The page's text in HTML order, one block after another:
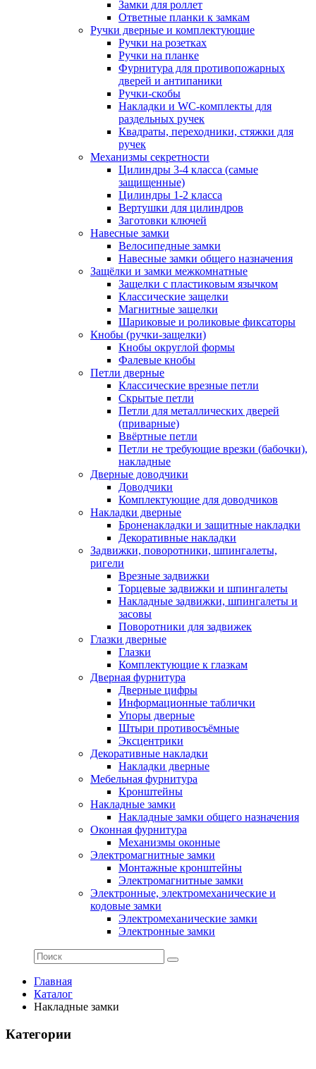
Замки для роллет
Ответные планки к замкам
Ручки дверные и комплектующие
Ручки на розетках
Ручки на планке
Фурнитура для противопожарных
дверей и антипаники
Ручки-скобы
Накладки и WC-комплекты для
раздельных ручек
Квадраты, переходники, стяжки для
ручек
Механизмы секретности
Цилиндры 3-4 класса (самые
защищенные)
Цилиндры 1-2 класса
Вертушки для цилиндров
Заготовки ключей
Навесные замки
Велосипедные замки
Навесные замки общего назначения
Защёлки и замки межкомнатные
Защелки с пластиковым язычком
Классические защелки
Магнитные защелки
Шариковые и роликовые фиксаторы
Кнобы (ручки-защелки)
Кнобы округлой формы
Фалевые кнобы
Петли дверные
Классические врезные петли
Скрытые петли
Петли для металлических дверей
(приварные)
Ввёртные петли
Петли не требующие врезки (бабочки),
накладные
Дверные доводчики
Доводчики
Комплектующие для доводчиков
Накладки дверные
Броненакладки и защитные накладки
Декоративные накладки
Задвижки, поворотники, шпингалеты,
ригели
Врезные задвижки
Торцевые задвижки и шпингалеты
Накладные задвижки, шпингалеты и
засовы
Поворотники для задвижек
Глазки дверные
Глазки
Комплектующие к глазкам
Дверная фурнитура
Дверные цифры
Информационные таблички
Упоры дверные
Штыри противосъёмные
Эксцентрики
Декоративные накладки
Накладки дверные
Мебельная фурнитура
Кронштейны
Накладные замки
Накладные замки общего назначения
Оконная фурнитура
Механизмы оконные
Электромагнитные замки
Монтажные кронштейны
Электромагнитные замки
Электронные, электромеханические и
кодовые замки
Электромеханические замки
Электронные замки
Главная
Каталог
Накладные замки
Категории